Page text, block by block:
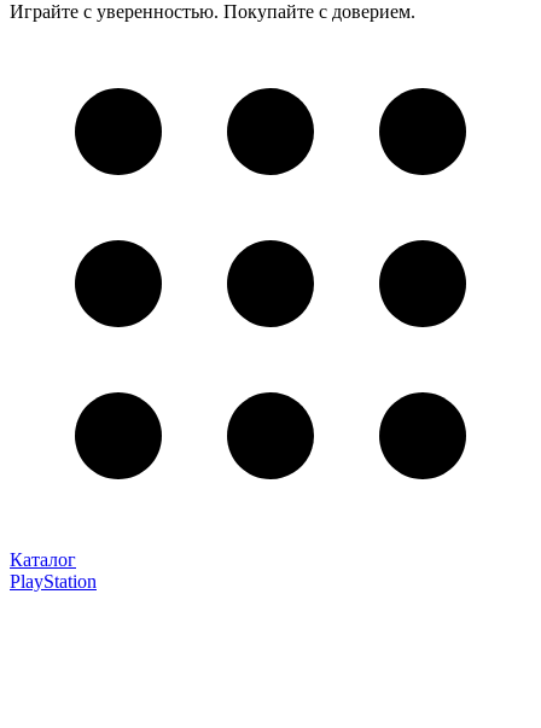
Играйте с уверенностью. Покупайте с доверием.
Каталог
PlayStation